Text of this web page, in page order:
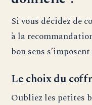
Si vous décidez de
à la
bon sens
Le choix du
Oubliez les petites